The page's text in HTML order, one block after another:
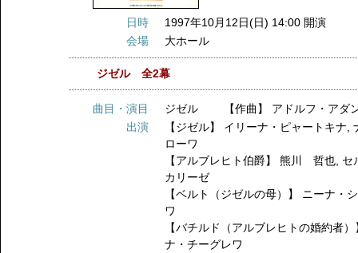
日時
1997年10月12日(日) 14:00 開演
会場
大ホール
ジゼル 全2幕
曲目・演目
ジゼル 【作曲】 アドルフ・アダ
出演
【ジゼル】 イリーナ・ピャートキナ ,
ローワ
【アルブレヒト伯爵】熊川 哲也 セ
カリーゼ
【ベルト（ジゼルの母）】 ニーナ・
ワ
【バチルド（アルブレヒトの婚約者
ナ・チーグレワ